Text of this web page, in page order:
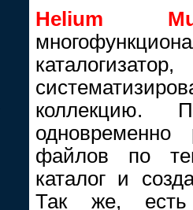
Helium
коллекцию.
файлов по
каталог и
Так же, есть